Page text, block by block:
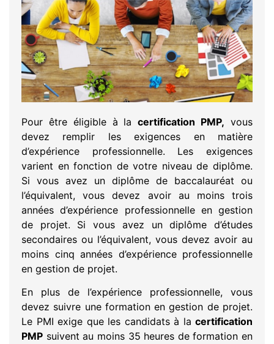
Pour être éligible à lacertification PMP, vous
devez remplir les exigences en matière
d’expérience professionnelle. Les exigences
varient en fonction de votre niveau de diplôme.
Si vous avez un diplôme de baccalauréat ou
l’équivalent, vous devez avoir au moins trois
années d’expérience professionnelle en gestion
de projet. Si vous avez un diplôme d’études
secondaires ou l’équivalent, vous devez avoir au
moins cinq années d’expérience professionnelle
en gestion de projet.
En plus de l’expérience professionnelle, vous
devez suivre une formation en gestion de projet.
Le PMI exige que les candidats à la certification
PMP suivent au moins 35 heures de formation en